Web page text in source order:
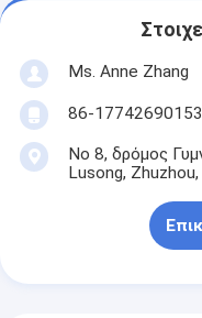
Ms. Anne Zhang
86-17742690153
Νο 8, δρόμος
Lusong, Zhuzhou,